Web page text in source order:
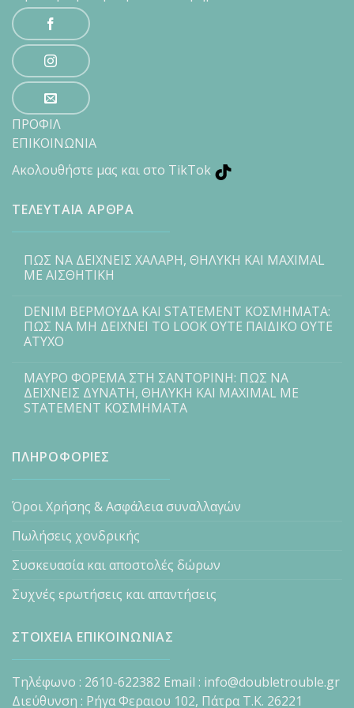
ΠΡΟΦΙΛ
ΕΠΙΚΟΙΝΩΝΙΑ
Ακολουθήστε μας και στο TikTok
ΤΕΛΕΥΤΑΙΑ ΑΡΘΡΑ
ΠΩΣ ΝΑ ΔΕΙΧΝΕΙΣ ΧΑΛΑΡΗ, ΘΗΛΥΚΗ ΚΑΙ MAXIMAL
ΜΕ ΑΙΣΘΗΤΙΚΗ
DENIM ΒΕΡΜΟΥΔΑ ΚΑΙ STATEMENT ΚΟΣΜΗΜΑΤΑ:
ΠΩΣ ΝΑ ΜΗ ΔΕΙΧΝΕΙ ΤΟ LOOK ΟΥΤΕ ΠΑΙΔΙΚΟ ΟΥΤΕ
ΑΤΥΧΟ
ΜΑΥΡΟ ΦΟΡΕΜΑ ΣΤΗ ΣΑΝΤΟΡΙΝΗ: ΠΩΣ ΝΑ
ΔΕΙΧΝΕΙΣ ΔΥΝΑΤΗ, ΘΗΛΥΚΗ ΚΑΙ MAXIMAL ΜΕ
STATEMENT ΚΟΣΜΗΜΑΤΑ
ΠΛΗΡΟΦΟΡΙΕΣ
Όροι Χρήσης & Ασφάλεια συναλλαγών
Πωλήσεις χονδρικής
Συσκευασία και αποστολές δώρων
Συχνές ερωτήσεις και απαντήσεις
ΣΤΟΙΧΕΙΑ ΕΠΙΚΟΙΝΩΝΙΑΣ
Τηλέφωνο : 2610-622382 Email : info@doubletrouble.gr
Διεύθυνση : Ρήγα Φεραιου 102, Πάτρα Τ.Κ. 26221